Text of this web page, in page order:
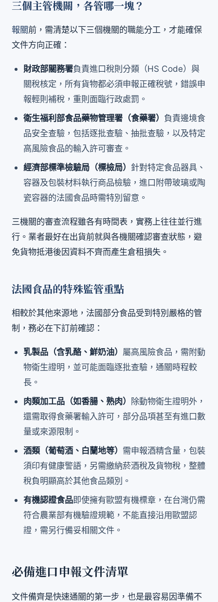
三個主管機關，各管哪一塊？
報關前，需清楚以下三個機關的職能分工，才能確保
文件方向正確：
財政部關務署負責進口稅則分類（HS Code）與
關稅核定，所有貨物都必須申報正確稅號，錯誤申
報輕則補稅，重則面臨行政處罰。
衛生福利部食品藥物管理署（食藥署） 負責邊境食
品安全查驗，包括逐批查驗、抽批查驗，以及特定
高風險食品的輸入許可審查。
經濟部標準檢驗局（標檢局） 針對特定食品器具、
容器及包裝材料執行商品檢驗，進口附帶玻璃或陶
瓷容器的法國食品時需特別留意。
三機關的審查流程雖各有時間表，實務上往往並行進
行。業者最好在出貨前就與各機關確認審查狀態，避
免貨物抵港後因資料不齊而產生倉租損失。
法國食品的特殊監管重點
相較於其他來源地，法國部分食品受到特別嚴格的管
制，務必在下訂前確認：
乳製品（含乳酪、鮮奶油） 屬高風險食品，需附動
物衛生證明，並可能面臨逐批查驗，通關時程較
長。
肉類加工品（如香腸、熟肉） 除動物衛生證明外，
還需取得食藥署輸入許可，部分品項甚至有進口數
量或來源限制。
酒類（葡萄酒、白蘭地等） 需申報酒精含量，包裝
須印有健康警語，另需繳納菸酒稅及貨物稅，整體
稅負明顯高於其他食品類別。
有機認證食品即使擁有歐盟有機標章，在台灣仍需
符合農業部有機驗證規範，不能直接沿用歐盟認
證，需另行備妥相關文件。
必備進口申報文件清單
文件備齊是快速通關的第一步，也是最容易因準備不